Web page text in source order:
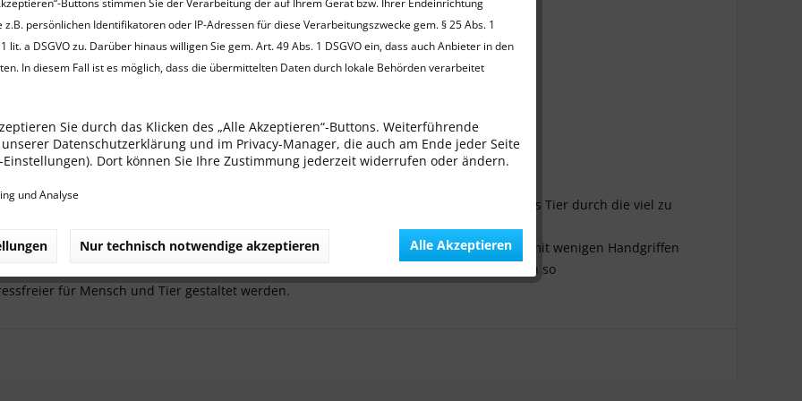
Tierarztbesuch:
Katzenkörbe sind für einen Tierarztbesuch denkbar ungeeignet, weil es schwierig ist das Tier durch die viel zu
aus dem Korb zu bekommen, und die Tiere dies als extrem unangenehm empfinden.
sich Plastikboxen, wie sie im Handel für Katzen angeboten werden, deren Oberschale mit wenigen Handgriffen
ist, und die zudem auch leicht zu reinigen sind, zu verwenden. Der Tierarztbesuch kann so
für Mensch und Tier gestaltet werden.
Buttons stimmen Sie der Verarbeitung der auf Ihrem Gerät bzw. Ihrer Endeinrichtung
persönlichen Identifikatoren oder IP-Adressen für diese Verarbeitungszwecke gem. § 25 Abs. 1
lit. a DSGVO zu. Darüber hinaus willigen Sie gem. Art. 49 Abs. 1 DSGVO ein, dass auch Anbieter in den
In diesem Fall ist es möglich, dass die übermittelten Daten durch lokale Behörden verarbeitet
Sie durch das Klicken des „Alle Akzeptieren“-Buttons. Weiterführende
Datenschutzerklärung und im Privacy-Manager, die auch am Ende jeder Seite
Einstellungen). Dort können Sie Ihre Zustimmung jederzeit widerrufen oder ändern.
und Analyse
Nur technisch notwendige akzeptieren Alle Akzeptieren